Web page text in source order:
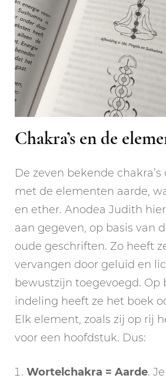
Chakra’s en de
De zeven bekende
met de elementen aarde,
en ether. Anodea Judith
aan gegeven, op basis van
oude geschriften. Zo heeft
vervangen door geluid en
bewustzijn toegevoegd. Op
indeling heeft ze het boek
Elk element, zoals zij op rij
voor een hoofdstuk. Dus:
Wortelchakra = Aarde.